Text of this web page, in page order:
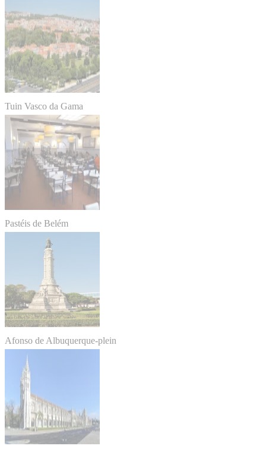
Tuin Vasco da Gama
Pastéis de Belém
Afonso de Albuquerque-plein